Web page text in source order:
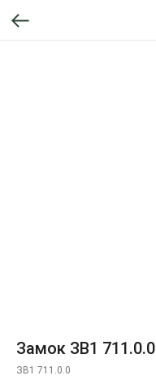
Замок ЗВ1 711.0.0
ЗВ1 711.0.0